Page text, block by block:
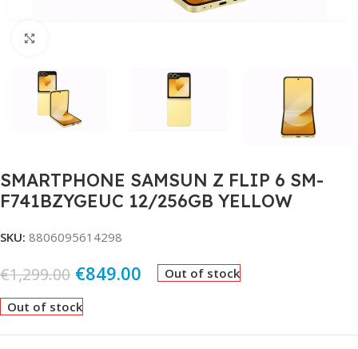
SMARTPHONE SAMSUN Z FLIP 6 SM-
F741BZYGEUC 12/256GB YELLOW
SKU: 8806095614298
€1,299.00 €849.00 Out of stock
Out of stock